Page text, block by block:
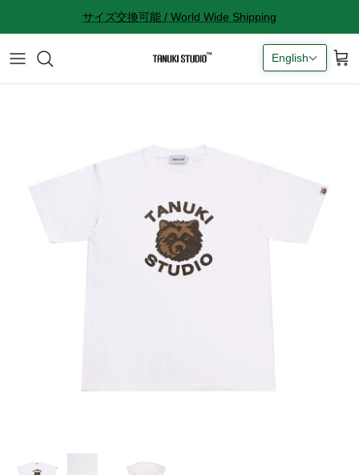
サイズ交換可能 / World Wide Shipping
All accessories
サイズ感に関して
ギフトラッピングに関して
English